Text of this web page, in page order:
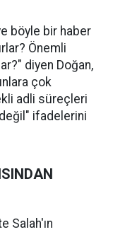
böyle bir haber
Önemli
diyen Doğan,
çok
adli süreçleri
ifadelerini
Salah'ın